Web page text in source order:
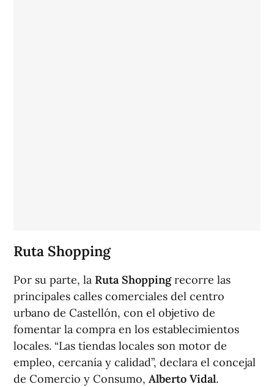
Ruta Shopping
Por su parte, la Ruta Shoppingrecorre las
principales calles comerciales del centro
urbano de Castellón, con el objetivo de
fomentar la compra en los establecimientos
locales. “Las tiendas locales son motor de
empleo, cercanía y calidad”, declara el concejal
de Comercio y Consumo, Alberto Vidal.